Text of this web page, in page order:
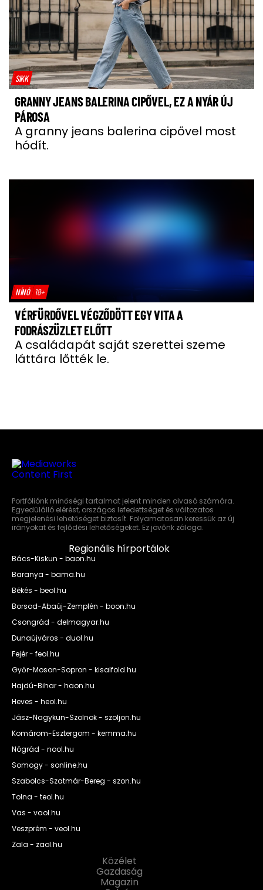
SIKK
GRANNY JEANS BALERINA CIPŐVEL, EZ A NYÁR ÚJ
PÁROSA
A granny jeans balerina cipővel most
hódít.
NÍNÓ 18+
VÉRFÜRDŐVEL VÉGZŐDÖTT EGY VITA A
FODRÁSZÜZLET ELŐTT
A családapát saját szerettei szeme
láttára lőtték le.
Portfóliónk minőségi tartalmat jelent minden olvasó számára.
Egyedülálló elérést, országos lefedettséget és változatos
megjelenési lehetőséget biztosít. Folyamatosan keressük az új
irányokat és fejlődési lehetőségeket. Ez jövőnk záloga.
Regionális hírportálok
Bács-Kiskun - baon.hu
Baranya - bama.hu
Békés - beol.hu
Borsod-Abaúj-Zemplén - boon.hu
Csongrád - delmagyar.hu
Dunaújváros - duol.hu
Fejér - feol.hu
Győr-Moson-Sopron - kisalfold.hu
Hajdú-Bihar - haon.hu
Heves - heol.hu
Jász-Nagykun-Szolnok - szoljon.hu
Komárom-Esztergom - kemma.hu
Nógrád - nool.hu
Somogy - sonline.hu
Szabolcs-Szatmár-Bereg - szon.hu
Tolna - teol.hu
Vas - vaol.hu
Veszprém - veol.hu
Zala - zaol.hu
Közélet
Gazdaság
Magazin